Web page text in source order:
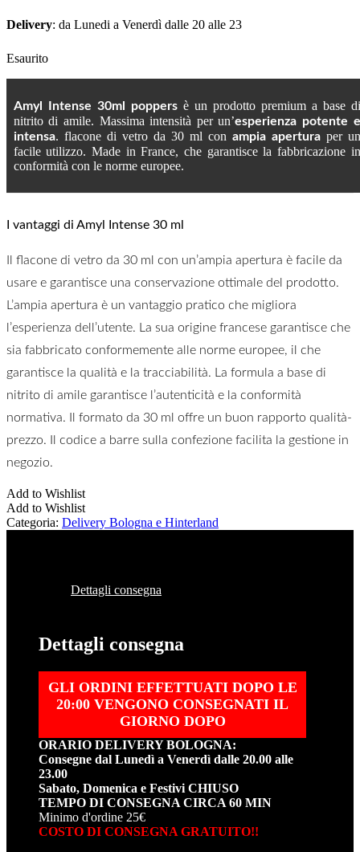
Delivery: da Lunedi a Venerdì dalle 20 alle 23
Esaurito
Amyl Intense 30ml poppers è un prodotto premium a base di
nitrito di amile. Massima intensità per un’esperienza potente e
intensa. flacone di vetro da 30 ml con ampia apertura per un
facile utilizzo. Made in France, che garantisce la fabbricazione in
conformità con le norme europee.
I vantaggi di Amyl Intense 30 ml
Il flacone di vetro da 30 ml con un’ampia apertura è facile da
usare e garantisce una conservazione ottimale del prodotto.
L’ampia apertura è un vantaggio pratico che migliora
l’esperienza dell’utente. La sua origine francese garantisce che
sia fabbricato conformemente alle norme europee, il che
garantisce la qualità e la tracciabilità. La formula a base di
nitrito di amile garantisce l’autenticità e la conformità
normativa. Il formato da 30 ml offre un buon rapporto qualità-
prezzo. Il codice a barre sulla confezione facilita la gestione in
negozio.
Add to Wishlist
Add to Wishlist
Categoria: Delivery Bologna e Hinterland
Dettagli consegna
Dettagli consegna
GLI ORDINI EFFETTUATI DOPO LE
20:00 VENGONO CONSEGNATI IL
GIORNO DOPO
ORARIO DELIVERY BOLOGNA:
Consegne dal Lunedì a Venerdì dalle 20.00 alle
23.00
Sabato, Domenica e Festivi CHIUSO
TEMPO DI CONSEGNA CIRCA 60 MIN
Minimo d'ordine 25€
COSTO DI CONSEGNA GRATUITO!!